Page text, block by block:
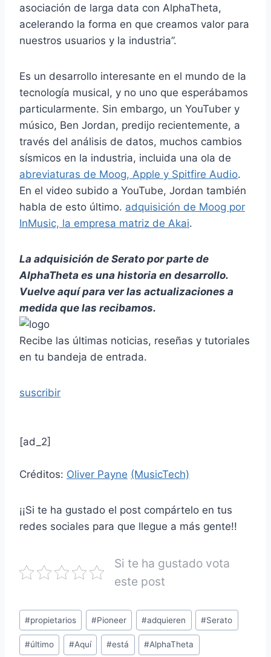
asociación de larga data con AlphaTheta,
acelerando la forma en que creamos valor para
nuestros usuarios y la industria”.
Es un desarrollo interesante en el mundo de la
tecnología musical, y no uno que esperábamos
particularmente. Sin embargo, un YouTuber y
músico, Ben Jordan, predijo recientemente, a
través del análisis de datos, muchos cambios
sísmicos en la industria, incluida una ola de
abreviaturas de Moog, Apple y Spitfire Audio.
En el video subido a YouTube, Jordan también
habla de esto último. adquisición de Moog por
InMusic, la empresa matriz de Akai.
La adquisición de Serato por parte de
AlphaTheta es una historia en desarrollo.
Vuelve aquí para ver las actualizaciones a
medida que las recibamos.
Recibe las últimas noticias, reseñas y tutoriales
en tu bandeja de entrada.
suscribir
[ad_2]
Créditos: Oliver Payne (MusicTech)
¡¡Si te ha gustado el post compártelo en tus
redes sociales para que llegue a más gente!!
Si te ha gustado vota
este post
#propietarios #Pioneer #adquieren #Serato
#último #Aquí #está #AlphaTheta